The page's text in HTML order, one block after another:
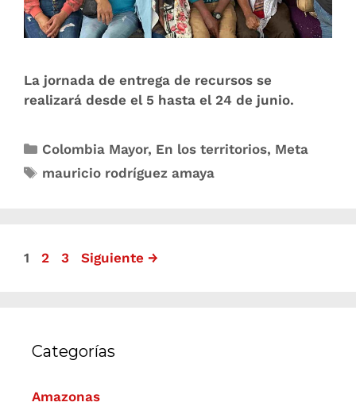
La jornada de entrega de recursos se
realizará desde el 5 hasta el 24 de junio.
Colombia Mayor, En los territorios, Meta
mauricio rodríguez amaya
1 2 3 Siguiente →
Categorías
Amazonas